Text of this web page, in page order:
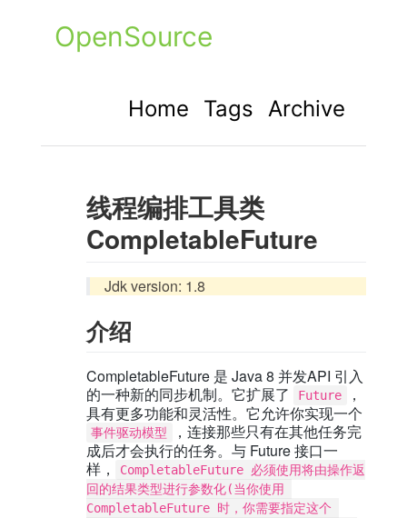
OpenSource
Home Tags Archive
线程编排工具类
CompletableFuture
Jdk version: 1.8
介绍
CompletableFuture 是 Java 8 并发API 引入
的一种新的同步机制。它扩展了
Future
，
具有更多功能和灵活性。它允许你实现一个
事件驱动模型
，连接那些只有在其他任务完
成后才会执行的任务。与 Future 接口一
样，
CompletableFuture 必须使用将由操作返
回的结果类型进行参数化(当你使用
CompletableFuture 时，你需要指定这个